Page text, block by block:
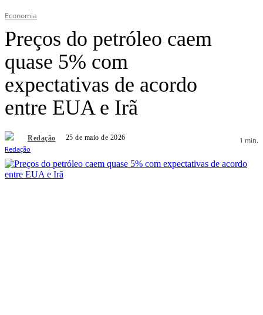
Economia
Preços do petróleo caem
quase 5% com
expectativas de acordo
entre EUA e Irã
Redação 25 de maio de 2026 1 min.